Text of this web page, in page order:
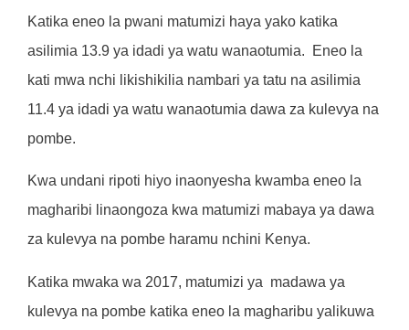
Katika eneo la pwani matumizi haya yako katika
asilimia 13.9 ya idadi ya watu wanaotumia.
Eneo la
kati mwa nchi likishikilia nambari ya tatu na asilimia
11.4 ya idadi ya watu wanaotumia dawa za kulevya na
pombe.
Kwa undani ripoti hiyo inaonyesha kwamba eneo la
magharibi linaongoza kwa matumizi mabaya ya dawa
za kulevya na pombe haramu nchini Kenya.
Katika mwaka wa 2017, matumizi ya madawa ya
kulevya na pombe katika eneo la magharibu yalikuwa